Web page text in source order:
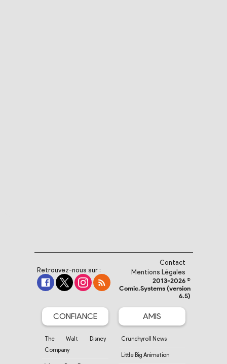
Retrouvez-nous sur :
Contact
Mentions Légales
2013-2026 ©
Comic.Systems (version
6.5)
CONFIANCE
The Walt Disney
Company
AMIS
Crunchyroll News
Little Big Animation